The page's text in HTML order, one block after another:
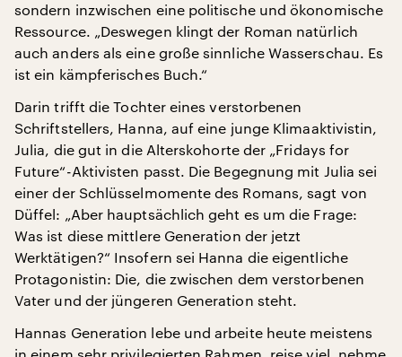
sondern inzwischen eine politische und ökonomische
Ressource. „Deswegen klingt der Roman natürlich
auch anders als eine große sinnliche Wasserschau. Es
ist ein kämpferisches Buch.“
Darin trifft die Tochter eines verstorbenen
Schriftstellers, Hanna, auf eine junge Klimaaktivistin,
Julia, die gut in die Alterskohorte der „Fridays for
Future“-Aktivisten passt. Die Begegnung mit Julia sei
einer der Schlüsselmomente des Romans, sagt von
Düffel: „Aber hauptsächlich geht es um die Frage:
Was ist diese mittlere Generation der jetzt
Werktätigen?“ Insofern sei Hanna die eigentliche
Protagonistin: Die, die zwischen dem verstorbenen
Vater und der jüngeren Generation steht.
Hannas Generation lebe und arbeite heute meistens